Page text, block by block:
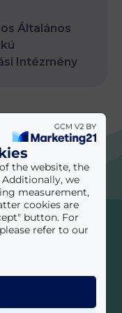
Általános
Intézmény
the website, the
Additionally, we
measurement,
cookies are
button. For
refer to our